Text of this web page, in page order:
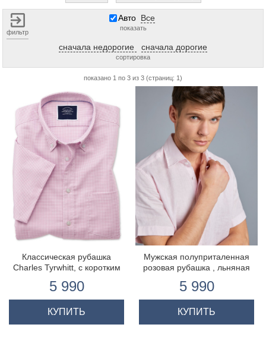
фильтр
Авто Все
показать
сначала недорогие сначала дорогие
сортировка
показано 1 по 3 из 3 (страниц: 1)
Классическая рубашка
Charles Tyrwhitt, с коротким
5 990
КУПИТЬ
Мужская полуприталенная
розовая рубашка , льняная
5 990
КУПИТЬ